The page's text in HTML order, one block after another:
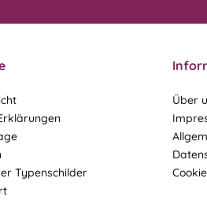
Typenschilder
Über